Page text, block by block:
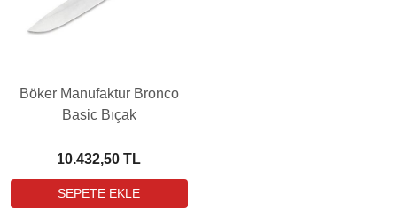
Böker Manufaktur Bronco
Basic Bıçak
10.432,50 TL